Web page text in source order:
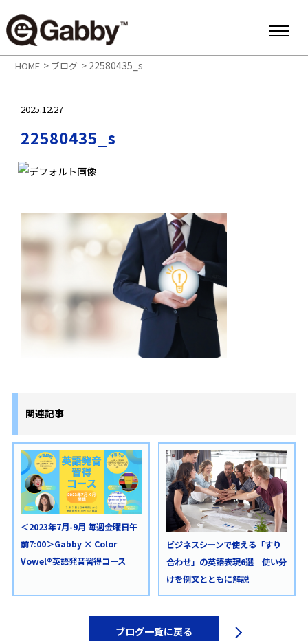
HOME > ブログ > 22580435_s
2025.12.27
22580435_s
関連記事
＜2023年7月-9月 毎週金曜日午
前7:00＞Gabby × Color
Vowel®英語発音習得コース
ビジネスシーンで使える「すり
合わせ」の英語表現6選｜使い分
けを例文とともに解説
ブログ一覧に戻る